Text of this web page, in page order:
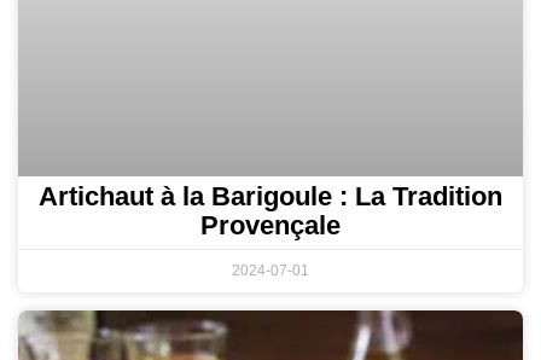
Artichaut à la Barigoule : La Tradition
Provençale
2024-07-01